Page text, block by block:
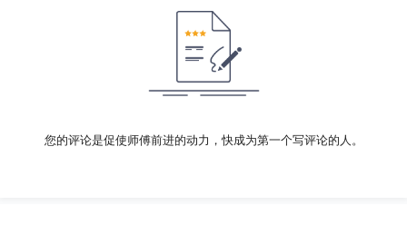
您的评论是促使师傅前进的动力，快成为第一个写评论的人。